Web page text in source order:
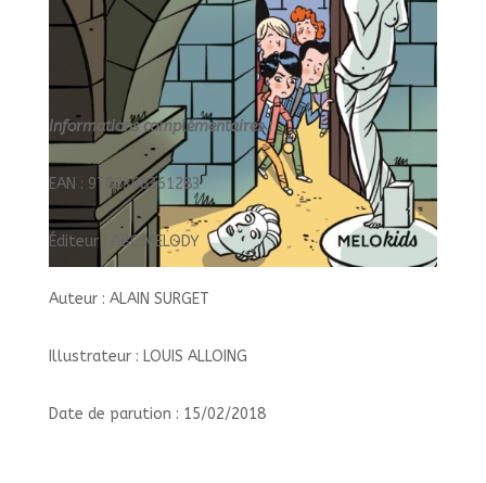
Informations complémentaires :
EAN : 9782368361283
Éditeur : ABC MELODY
Auteur : ALAIN SURGET
Illustrateur : LOUIS ALLOING
Date de parution : 15/02/2018